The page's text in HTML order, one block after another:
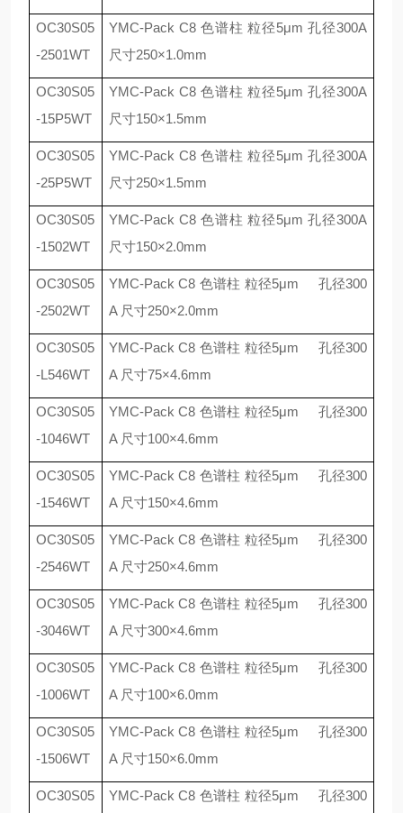
OC30S05
-2501WT
YMC-Pack C8 色谱柱 粒径5μm孔径300A
尺寸250×1.0mm
OC30S05
-15P5WT
YMC-Pack C8 色谱柱 粒径5μm孔径300A
尺寸150×1.5mm
OC30S05
-25P5WT
YMC-Pack C8 色谱柱 粒径5μm孔径300A
尺寸250×1.5mm
OC30S05
-1502WT
YMC-Pack C8 色谱柱 粒径5μm孔径300A
尺寸150×2.0mm
OC30S05
-2502WT
YMC-Pack C8 色谱柱 粒径5μm 孔径300
A 尺寸250×2.0mm
OC30S05
-L546WT
YMC-Pack C8 色谱柱 粒径5μm 孔径300
A 尺寸75×4.6mm
OC30S05
-1046WT
YMC-Pack C8 色谱柱 粒径5μm 孔径300
A 尺寸100×4.6mm
OC30S05
-1546WT
YMC-Pack C8 色谱柱 粒径5μm 孔径300
A 尺寸150×4.6mm
OC30S05
-2546WT
YMC-Pack C8 色谱柱 粒径5μm 孔径300
A 尺寸250×4.6mm
OC30S05
-3046WT
YMC-Pack C8 色谱柱 粒径5μm 孔径300
A 尺寸300×4.6mm
OC30S05
-1006WT
YMC-Pack C8 色谱柱 粒径5μm 孔径300
A 尺寸100×6.0mm
OC30S05
-1506WT
YMC-Pack C8 色谱柱 粒径5μm 孔径300
A 尺寸150×6.0mm
OC30S05
YMC-Pack C8 色谱柱 粒径5μm 孔径300